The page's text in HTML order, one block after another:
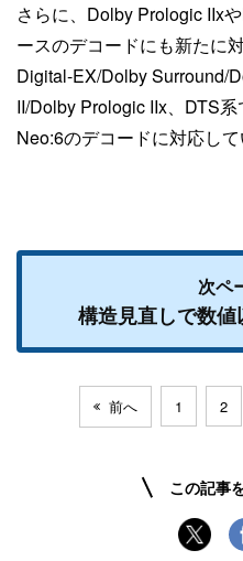
さらに、Dolby Prologic IIx
ースのデコードにも新たに
Digital-EX/Dolby Surround/
II/Dolby Prologic IIx、DTS
Neo:6のデコードに対応して
次ペ
構造見直しで数
前へ 1 2
この記事